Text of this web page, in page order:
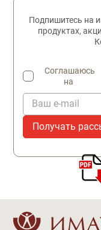
Подпишитесь на
продуктах,
Соглашаюсь
на
Ваш e-mail